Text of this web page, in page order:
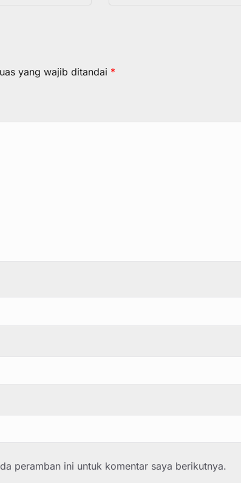
yang wajib ditandai *
peramban ini untuk komentar saya berikutnya.